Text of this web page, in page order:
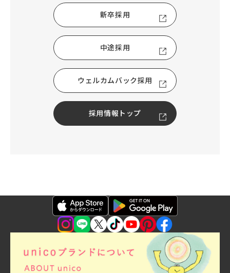
新卒採用
中途採用
ウェルカムバック採用
採用情報トップ